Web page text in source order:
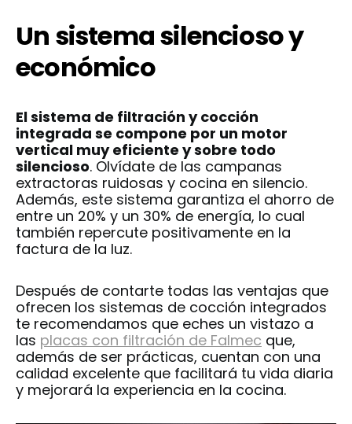
Un sistema silencioso y
económico
El sistema de filtración y cocción
integrada se compone por un motor
vertical muy eficiente y sobre todo
silencioso. Olvídate de las campanas
extractoras ruidosas y cocina en silencio.
Además, este sistema garantiza el ahorro de
entre un 20% y un 30% de energía, lo cual
también repercute positivamente en la
factura de la luz.
Después de contarte todas las ventajas que
ofrecen los sistemas de cocción integrados
te recomendamos que eches un vistazo a
las placas con filtración de Falmec que,
además de ser prácticas, cuentan con una
calidad excelente que facilitará tu vida diaria
y mejorará la experiencia en la cocina.